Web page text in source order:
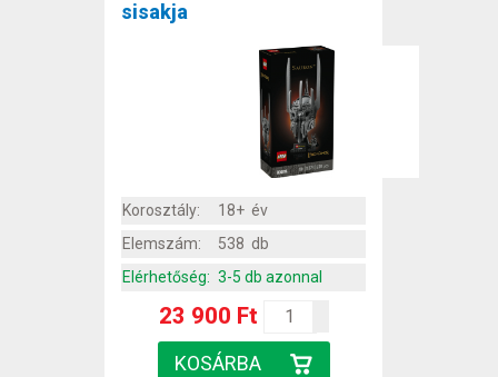
sisakja
Korosztály:
18+ év
Elemszám:
538 db
Elérhetőség: 3-5 db azonnal
23 900 Ft